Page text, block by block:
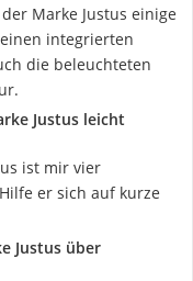
Marke Justus einige
integrierten
die beleuchteten
Justus leicht
ist mir vier
er sich auf kurze
Justus über